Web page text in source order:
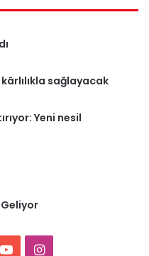
sağlayacak
Yeni nesil
YouTubeInstagram